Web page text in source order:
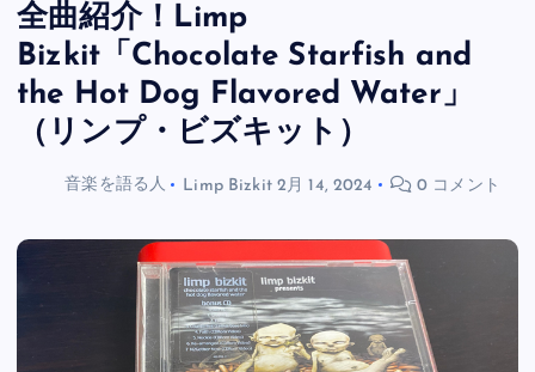
全曲紹介！Limp
Bizkit「Chocolate Starfish and
the Hot Dog Flavored Water」
（リンプ・ビズキット）
音楽を語る人 Limp Bizkit 2月 14, 2024 0 コメント